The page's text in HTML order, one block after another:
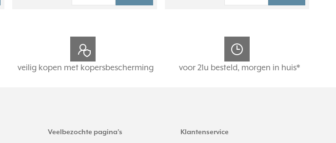
veilig kopen met kopersbescherming voor 21u besteld, morgen in huis*
Veelbezochte pagina's Klantenservice